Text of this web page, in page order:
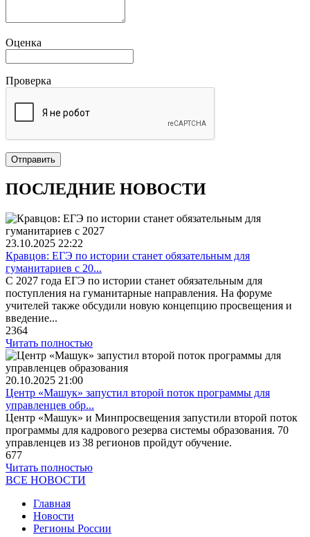
Оценка
Проверка
Отправить
ПОСЛЕДНИЕ НОВОСТИ
23.10.2025 22:22
Кравцов: ЕГЭ по истории станет обязательным для
гуманитариев с 20...
С 2027 года ЕГЭ по истории станет обязательным для
поступления на гуманитарные направления. На форуме
учителей также обсудили новую концепцию просвещения и
введение...
2364
Читать полностью
20.10.2025 21:00
Центр «Машук» запустил второй поток программы для
управленцев обр...
Центр «Машук» и Минпросвещения запустили второй поток
программы для кадрового резерва системы образования. 70
управленцев из 38 регионов пройдут обучение.
677
Читать полностью
ВСЕ НОВОСТИ
Главная
Новости
Регионы России